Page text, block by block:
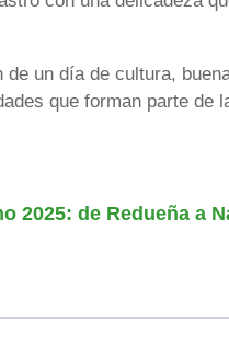
un día de cultura,
que forman parte de
2025: de Redueña a